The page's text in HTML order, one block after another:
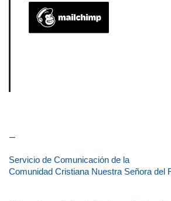
—
Servicio de Comunicación de la
Comunidad Cristiana Nuestra Señora del